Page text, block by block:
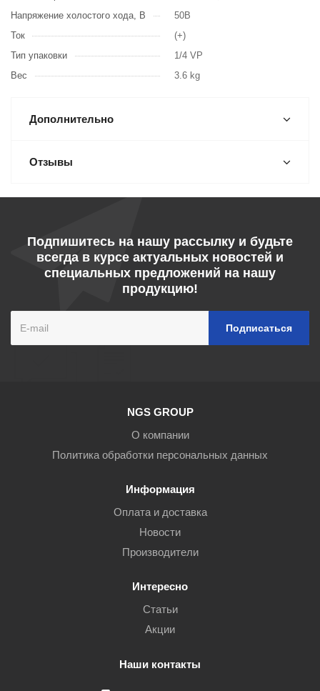
Напряжение холостого хода, В
50В
Ток
(+)
Тип упаковки
1/4 VP
Вес
3.6 kg
Дополнительно
Отзывы
Подпишитесь на нашу рассылку и будьте
всегда в курсе актуальных новостей и
специальных предложений на нашу
продукцию!
NGS GROUP
О компании
Политика обработки персональных данных
Информация
Оплата и доставка
Новости
Производители
Интересно
Статьи
Акции
Наши контакты